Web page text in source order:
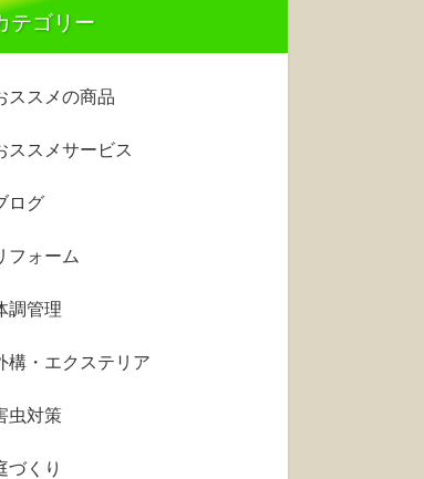
テゴリー
ススメの商品
ススメサービス
ログ
フォーム
調管理
構・エクステリア
虫対策
づくり